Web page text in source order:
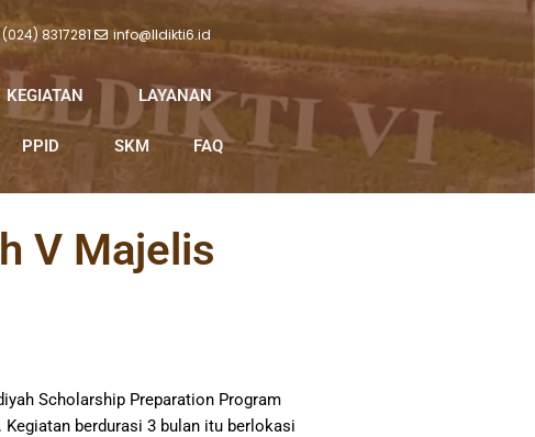
(024) 8317281 info@lldikti6.id
KEGIATAN LAYANAN
PPID SKM FAQ
V Majelis
Scholarship Preparation Program
berdurasi 3 bulan itu berlokasi